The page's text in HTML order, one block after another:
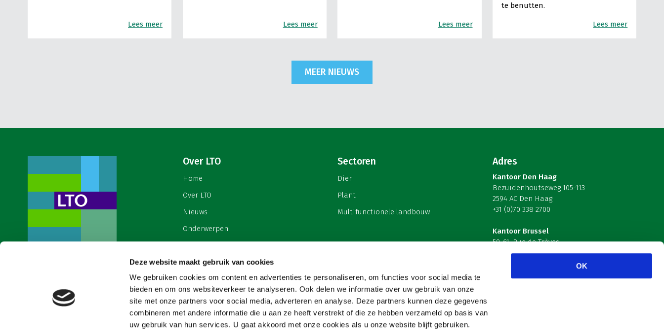
Deze website maakt gebruik van cookies
We gebruiken cookies om content en advertenties te personaliseren, om functies voor social media te
bieden en om ons websiteverkeer te analyseren. Ook delen we informatie over uw gebruik van onze
site met onze partners voor social media, adverteren en analyse. Deze partners kunnen deze gegevens
combineren met andere informatie die u aan ze heeft verstrekt of die ze hebben verzameld op basis van
uw gebruik van hun services. U gaat akkoord met onze cookies als u onze website blijft gebruiken.
OK
Lees meer Lees meer Lees meer
te benutten.
Lees meer
MEER NIEUWS
werkgeversorganisatie met meerwaarde,
voor een sector met meerwaarde. Dat is
Land- en Tuinbouw Organisatie
Nederland (LTO).
Over LTO
Home
Over LTO
Nieuws
Onderwerpen
Contact
Cookies & privacy
Sectoren
Dier
Plant
Multifunctionele landbouw
Adres
Kantoor Den Haag
Bezuidenhoutseweg 105-113
2594 AC Den Haag
+31 (0)70 338 2700
Kantoor Brussel
59-61, Rue de Trèves
B-1040 Brussel – België
Volg ons